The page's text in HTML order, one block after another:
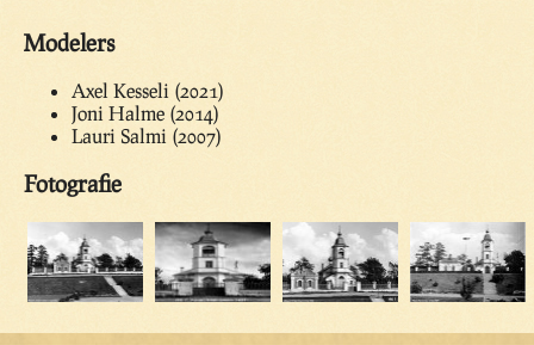
Modelers
Axel Kesseli (2021)
Joni Halme (2014)
Lauri Salmi (2007)
Fotografie